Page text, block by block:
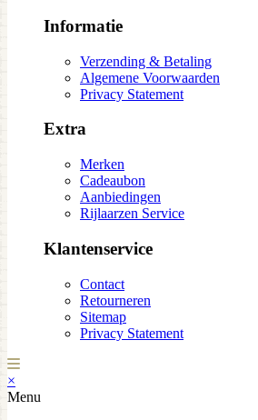
Informatie
Verzending & Betaling
Algemene Voorwaarden
Privacy Statement
Extra
Merken
Cadeaubon
Aanbiedingen
Rijlaarzen Service
Klantenservice
Contact
Retourneren
Sitemap
Privacy Statement
×
Menu